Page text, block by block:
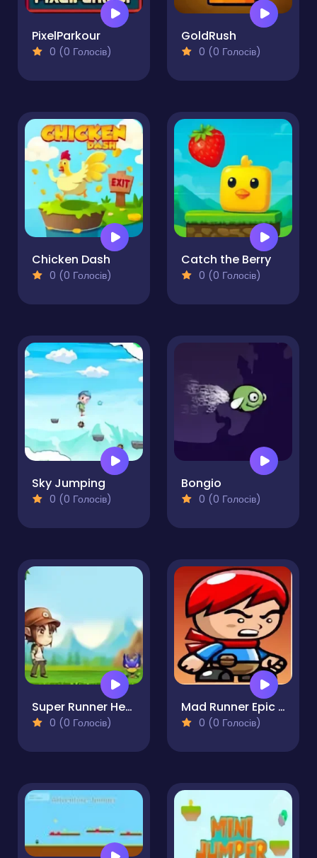
PixelParkour
0 (0 Голосів)
GoldRush
0 (0 Голосів)
Chicken Dash
0 (0 Голосів)
Catch the Berry
0 (0 Голосів)
Sky Jumping
0 (0 Голосів)
Bongio
0 (0 Голосів)
Super Runner Henry
0 (0 Голосів)
Mad Runner Epic Escape
0 (0 Голосів)